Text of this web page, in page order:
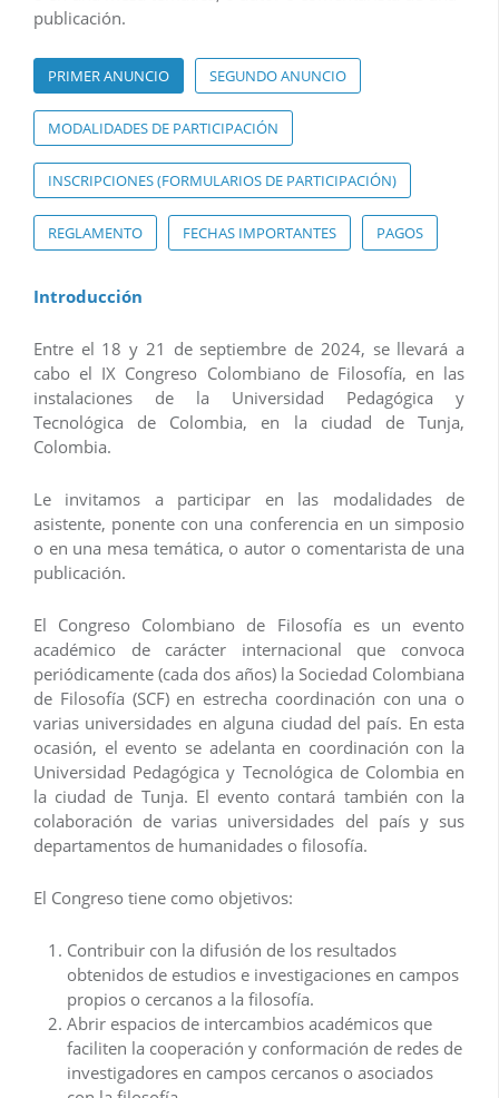
publicación.
PRIMER ANUNCIO SEGUNDO ANUNCIO
MODALIDADES DE PARTICIPACIÓN
INSCRIPCIONES (FORMULARIOS DE PARTICIPACIÓN)
REGLAMENTO FECHAS IMPORTANTES PAGOS
Introducción
Entre el 18 y 21 de septiembre de 2024, se llevará a
cabo el IX Congreso Colombiano de Filosofía, en las
instalaciones de la Universidad Pedagógica y
Tecnológica de Colombia, en la ciudad de Tunja,
Colombia.
Le invitamos a participar en las modalidades de
asistente, ponente con una conferencia en un simposio
o en una mesa temática, o autor o comentarista de una
publicación.
El Congreso Colombiano de Filosofía es un evento
académico de carácter internacional que convoca
periódicamente (cada dos años) la Sociedad Colombiana
de Filosofía (SCF) en estrecha coordinación con una o
varias universidades en alguna ciudad del país. En esta
ocasión, el evento se adelanta en coordinación con la
Universidad Pedagógica y Tecnológica de Colombia en
la ciudad de Tunja. El evento contará también con la
colaboración de varias universidades del país y sus
departamentos de humanidades o filosofía.
El Congreso tiene como objetivos:
Contribuir con la difusión de los resultados
obtenidos de estudios e investigaciones en campos
propios o cercanos a la filosofía.
Abrir espacios de intercambios académicos que
faciliten la cooperación y conformación de redes de
investigadores en campos cercanos o asociados